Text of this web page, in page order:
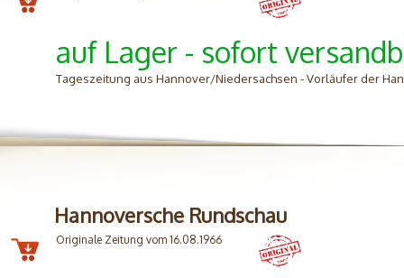
auf Lager - sofort
Tageszeitung aus Hannover/Niedersachsen - Vorläufer der
Hannoversche Rundschau
Originale Zeitung vom 16.08.1966